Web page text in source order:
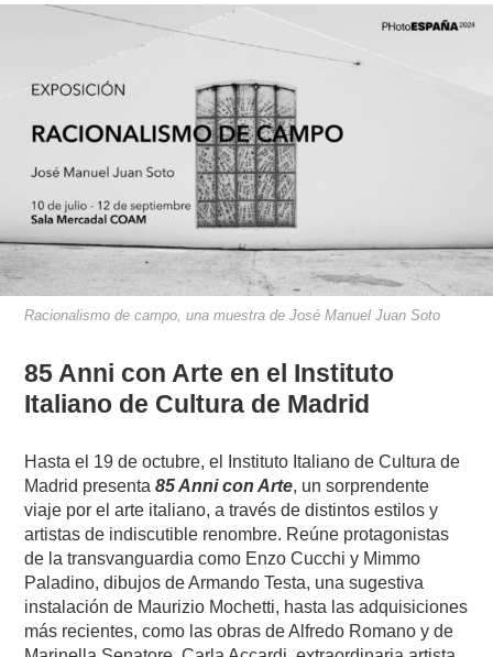
Racionalismo de campo, una muestra de José Manuel Juan Soto
85 Anni con Arte en el Instituto
Italiano de Cultura de Madrid
Hasta el 19 de octubre, el Instituto Italiano de Cultura de
Madrid presenta85 Anni con Arte, un sorprendente
viaje por el arte italiano, a través de distintos estilos y
artistas de indiscutible renombre. Reúne protagonistas
de la transvanguardia como Enzo Cucchi y Mimmo
Paladino, dibujos de Armando Testa, una sugestiva
instalación de Maurizio Mochetti, hasta las adquisiciones
más recientes, como las obras de Alfredo Romano y de